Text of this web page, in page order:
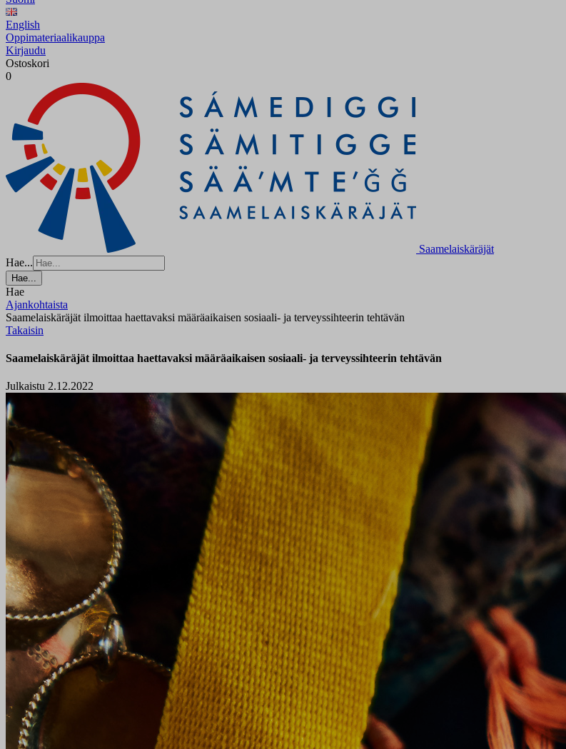
English
Oppimateriaalikauppa
Kirjaudu
Ostoskori
0
Saamelaiskäräjät
Hae...
Hae...
Hae
Ajankohtaista
Saamelaiskäräjät ilmoittaa haettavaksi määräaikaisen sosiaali- ja terveyssihteerin tehtävän
Takaisin
Saamelaiskäräjät ilmoittaa haettavaksi määräaikaisen sosiaali- ja terveyssihteerin tehtävän
Julkaistu 2.12.2022